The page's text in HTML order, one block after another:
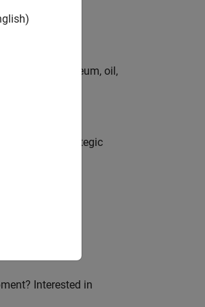
petroleum, oil,
solutions; a strategic
Interested in